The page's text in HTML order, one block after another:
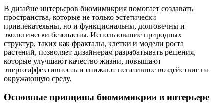
В дизайне интерьеров биомимикрия помогает создавать
пространства, которые не только эстетически
привлекательны, но и функциональны, долговечны и
экологически безопасны. Использование природных
структур, таких как фракталы, клетки и модели роста
растений, позволяет дизайнерам разрабатывать решения,
которые улучшают качество жизни, повышают
энергоэффективность и снижают негативное воздействие на
окружающую среду.
Основные принципы биомимикрии в интерьере